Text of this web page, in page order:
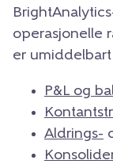
operasjonelle
er
P&L og
Aldrings-